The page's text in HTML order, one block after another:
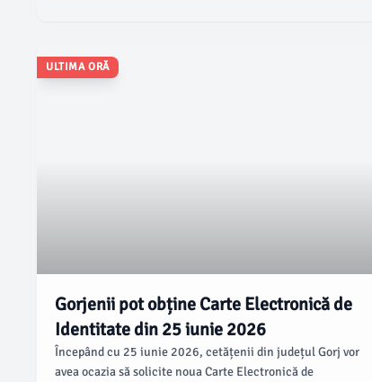
ULTIMA ORĂ
Gorjenii pot obține Carte Electronică de
Identitate din 25 iunie 2026
Începând cu 25 iunie 2026, cetățenii din județul Gorj vor
avea ocazia să solicite noua Carte Electronică de